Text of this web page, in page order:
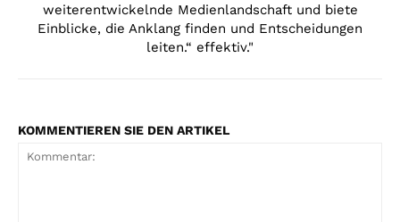
weiterentwickelnde Medienlandschaft und biete
Einblicke, die Anklang finden und Entscheidungen
leiten.“ effektiv."
KOMMENTIEREN SIE DEN ARTIKEL